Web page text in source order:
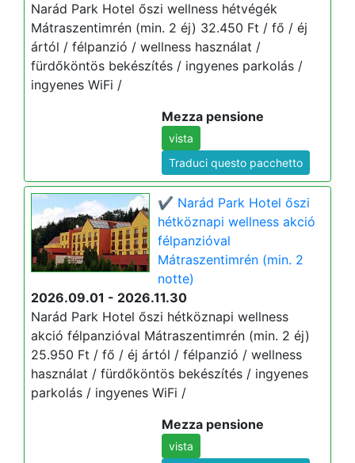
Narád Park Hotel őszi wellness hétvégék
Mátraszentimrén (min. 2 éj) 32.450 Ft / fő / éj
ártól / félpanzió / wellness használat /
fürdőköntös bekészítés / ingyenes parkolás /
ingyenes WiFi /
Mezza pensione
vista
Traduci questo pacchetto
✔️ Narád Park Hotel őszi
hétköznapi wellness akció
félpanzióval
Mátraszentimrén (min. 2
notte)
2026.09.01 - 2026.11.30
Narád Park Hotel őszi hétköznapi wellness
akció félpanzióval Mátraszentimrén (min. 2 éj)
25.950 Ft / fő / éj ártól / félpanzió / wellness
használat / fürdőköntös bekészítés / ingyenes
parkolás / ingyenes WiFi /
Mezza pensione
vista